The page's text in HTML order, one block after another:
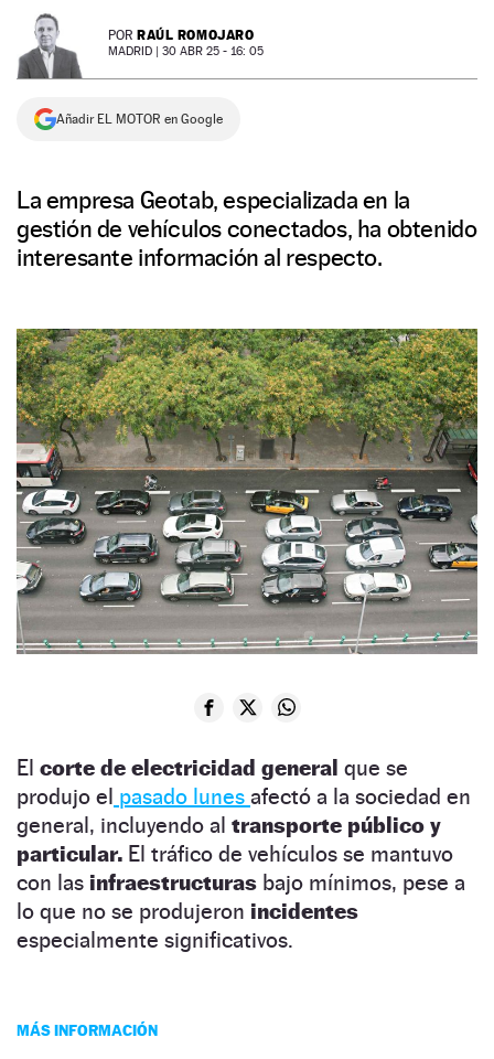
NEWSLETTER POR RAÚL ROMOJARO
MADRID | 30 ABR 25 - 16: 05
Añadir EL MOTOR en Google
La empresa Geotab, especializada en la
gestión de vehículos conectados, ha obtenido
interesante información al respecto.
El corte de electricidad general que se
produjo el pasado lunes afectó a la sociedad en
general, incluyendo al transporte público y
particular. El tráfico de vehículos se mantuvo
con las infraestructuras bajo mínimos, pese a
lo que no se produjeron incidentes
especialmente significativos.
MÁS INFORMACIÓN